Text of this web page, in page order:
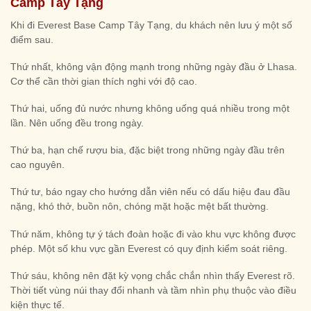
Khi đi Everest Base Camp Tây Tạng, du khách nên lưu ý một số
điểm sau.
Thứ nhất, không vận động mạnh trong những ngày đầu ở Lhasa.
Cơ thể cần thời gian thích nghi với độ cao.
Thứ hai, uống đủ nước nhưng không uống quá nhiều trong một
lần. Nên uống đều trong ngày.
Thứ ba, hạn chế rượu bia, đặc biệt trong những ngày đầu trên
cao nguyên.
Thứ tư, báo ngay cho hướng dẫn viên nếu có dấu hiệu đau đầu
nặng, khó thở, buồn nôn, chóng mặt hoặc mệt bất thường.
Thứ năm, không tự ý tách đoàn hoặc đi vào khu vực không được
phép. Một số khu vực gần Everest có quy định kiểm soát riêng.
Thứ sáu, không nên đặt kỳ vọng chắc chắn nhìn thấy Everest rõ.
Thời tiết vùng núi thay đổi nhanh và tầm nhìn phụ thuộc vào điều
kiện thực tế.